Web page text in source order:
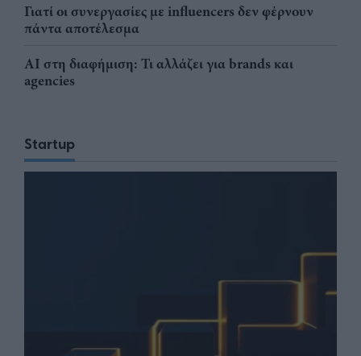
Γιατί οι συνεργασίες με influencers δεν φέρνουν
πάντα αποτέλεσμα
AI στη διαφήμιση: Τι αλλάζει για brands και
agencies
Startup